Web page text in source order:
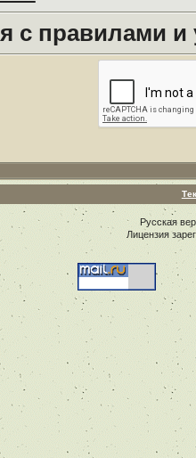
с правилами
Русская
Лицензия